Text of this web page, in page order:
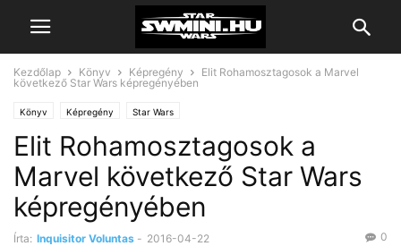
Kezdőlap Könyv Képregény
Elit Rohamosztagosok a Marvel
következő Star Wars képregényében
Könyv Képregény Star Wars
Elit Rohamosztagosok a
Marvel következő Star Wars
képregényében
Írta: Inquisitor Voluntas - 2016-04-22 0